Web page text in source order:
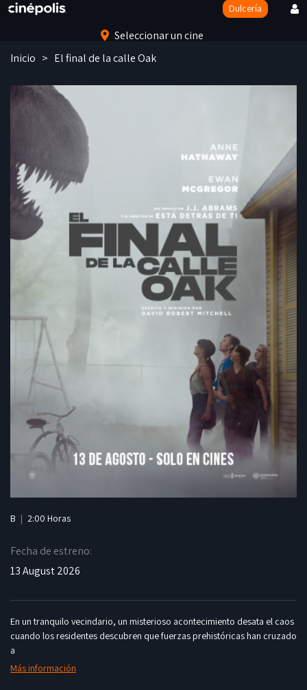
Dulcería
Seleccionar un cine
Inicio > El final de la calle Oak
B | 2:00 Horas
Fecha de estreno:
13 August 2026
En un tranquilo vecindario, un misterioso acontecimiento desata el caos
cuando los residentes descubren que fuerzas prehistóricas han cruzado
a
Más información